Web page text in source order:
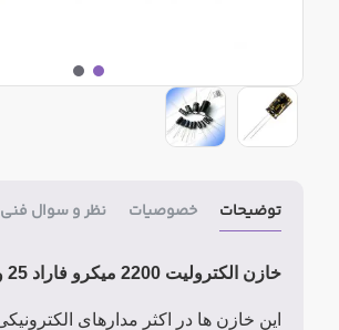
توضیحات خصوصیات نظر و سوال فنی
خازن الکترولیت 2200 میکرو فاراد 25 ولت |
این خازن ها در اکثر مدارهای